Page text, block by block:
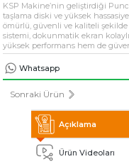
» Solventli
» Endüstriyel
Tüm hakkı saklıdır. Sitemizde
KSP Machine'a ait olup izinsiz
KSP Makine’nin geliştirdiği
taşlama diski ve yüksek
ömürlü, güvenli ve kaliteli şekilde
sistemi, dokunmatik ekran
yüksek performans hem de
Whatsapp
Sonraki Ürün
Açıklama
Ürün Videoları